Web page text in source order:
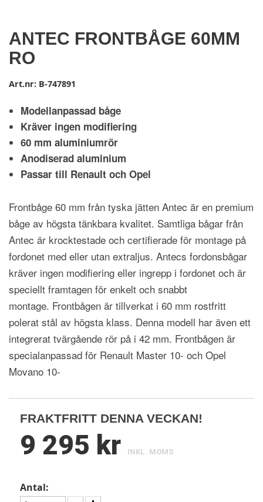
ANTEC FRONTBÅGE 60MM
RO
Art.nr: B-747891
Modellanpassad båge
Kräver ingen modifiering
60 mm aluminiumrör
Anodiserad aluminium
Passar till Renault och Opel
Frontbåge 60 mm från tyska jätten Antec är en premium
båge av högsta tänkbara kvalitet. Samtliga bågar från
Antec är krocktestade och certifierade för montage på
fordonet med eller utan extraljus. Antecs fordonsbågar
kräver ingen modifiering eller ingrepp i fordonet och är
speciellt framtagen för enkelt och snabbt
montage. Frontbågen är tillverkat i 60 mm rostfritt
polerat stål av högsta klass. Denna modell har även ett
integrerat tvärgående rör på i 42 mm. Frontbågen är
specialanpassad för Renault Master 10- och Opel
Movano 10-
FRAKTFRITT DENNA VECKAN!
9 295 kr INKL. MOMS
Antal: